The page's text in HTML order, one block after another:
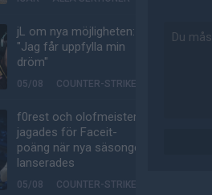
jL om nya möjligheten:
"Jag får uppfylla min
dröm"
05/08 COUNTER-STRIKE
f0rest och olofmeister
jagades för Faceit-
poäng när nya säsongen
lanserades
05/08 COUNTER-STRIKE